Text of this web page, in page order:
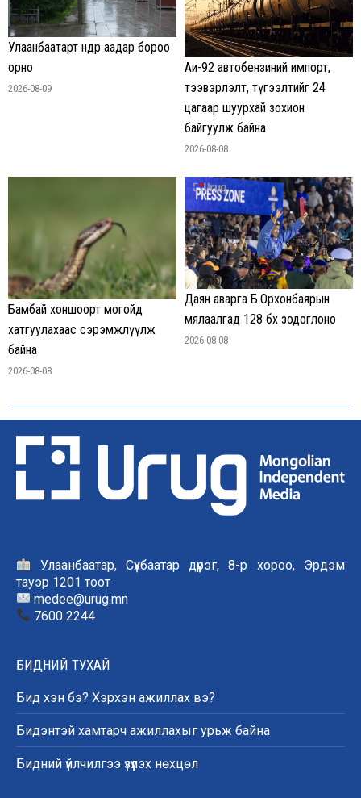
Улаанбаатарт өнөөдөр аадар бороо
орно
2026-08-09
Аи-92 автобензиний импорт,
тээвэрлэлт, түгээлтийг 24
цагаар шуурхай зохион
байгуулж байна
2026-08-08
Бамбай хоншоорт могойд
хатгуулахаас сэрэмжлүүлж
байна
2026-08-08
Даян аварга Б.Орхонбаярын
мялаалгад 128 бөх зодоглоно
2026-08-08
Улаанбаатар, Сүхбаатар дүүрэг, 8-р хороо, Эрдэм
тауэр 1201 тоот
medee@urug.mn
7600 2244
БИДНИЙ ТУХАЙ
Бид хэн бэ? Хэрхэн ажиллах вэ?
Бидэнтэй хамтарч ажиллахыг урьж байна
Бидний үйлчилгээ үзүүлэх нөхцөл